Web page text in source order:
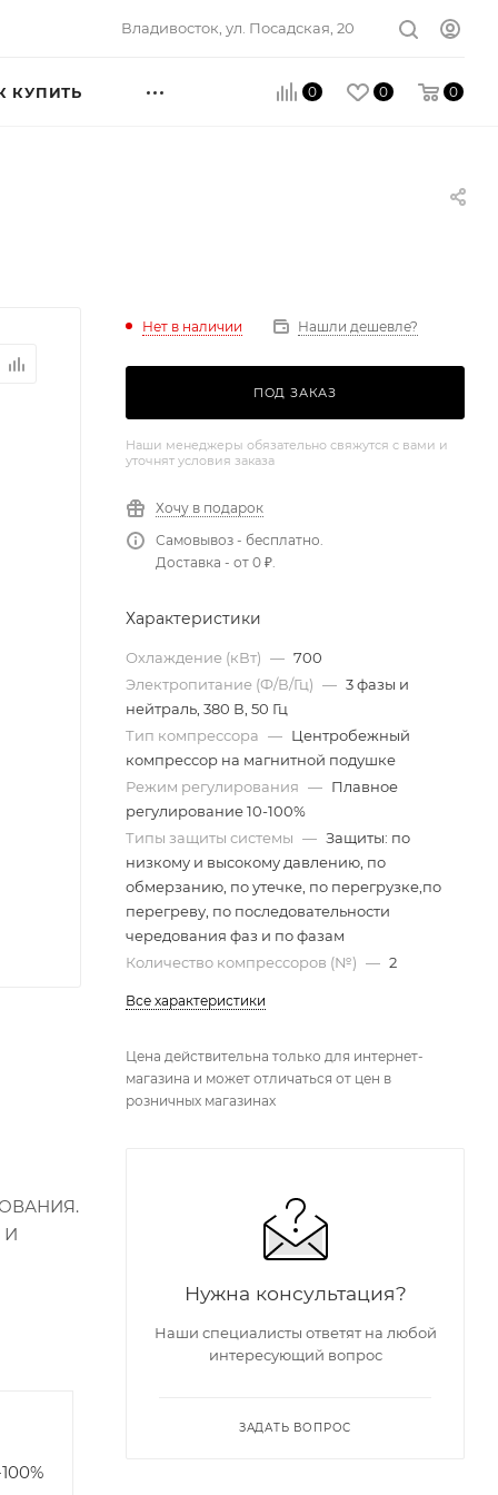
Владивосток, ул. Посадская, 20
0 0 0
КУПИТЬ
И
Нет в наличии Нашли дешевле?
ПОД ЗАКАЗ
Наши менеджеры обязательно свяжутся с вами и
уточнят условия заказа
Хочу в подарок
Самовывоз - бесплатно.
Доставка - от 0 ₽.
Характеристики
Охлаждение (кВт) — 700
Электропитание (Ф/В/Гц) — 3 фазы и
нейтраль, 380 В, 50 Гц
Тип компрессора — Центробежный
компрессор на магнитной подушке
Режим регулирования — Плавное
регулирование 10-100%
Типы защиты системы — Защиты: по
низкому и высокому давлению, по
обмерзанию, по утечке, по перегрузке,по
перегреву, по последовательности
чередования фаз и по фазам
Количество компрессоров (№) — 2
Все характеристики
Цена действительна только для интернет-
магазина и может отличаться от цен в
розничных магазинах
Нужна консультация?
Наши специалисты ответят на любой
интересующий вопрос
ЗАДАТЬ ВОПРОС